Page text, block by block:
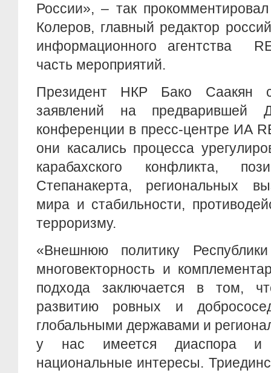
России», – так
Колеров, главный редактор
информационного агентства
часть мероприятий.
Президент НКР Бако Саакян
заявлений на предварившей
конференции в пресс-центре ИА
они касались процесса
карабахского конфликта,
Степанакерта, региональных
мира и стабильности,
терроризму.
«Внешнюю политику
многовекторность и
подхода заключается в том,
развитию ровных и
глобальными державами и
у нас имеется диаспора и
национальные интересы.